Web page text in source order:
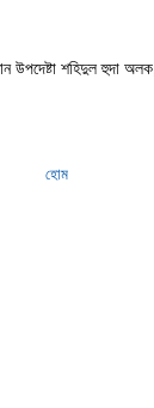
শহিদুল হুদা
হোম